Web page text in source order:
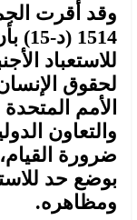
وقد أقرت
للاستعباد
لحقوق
الأمم
والتعاون
ضرورة
بوضع حد
ومظاهره.